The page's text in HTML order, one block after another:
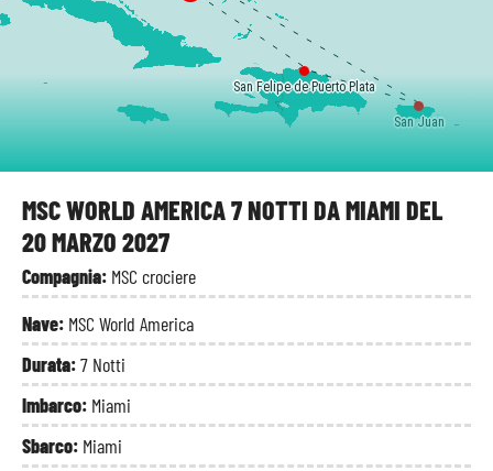
MSC WORLD AMERICA 7 NOTTI DA MIAMI DEL
20 MARZO 2027
Compagnia: MSC crociere
Nave: MSC World America
Durata:7 Notti
Imbarco: Miami
Sbarco: Miami
San Felipe de Puerto Plata
San Juan